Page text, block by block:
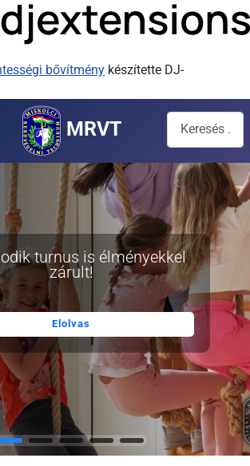
bővítmény készítette DJ-
MRVT Keresés...
turnus is élményekkel
zárult!
Elolvas